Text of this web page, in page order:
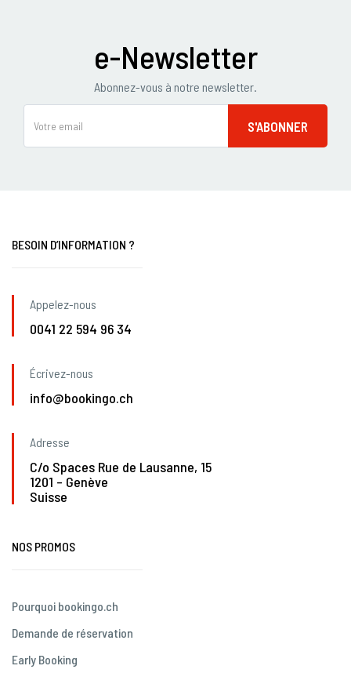
e-Newsletter
Abonnez-vous à notre newsletter.
BESOIN D’INFORMATION ?
Appelez-nous
0041 22 594 96 34
Écrivez-nous
info@bookingo.ch
Adresse
C/o Spaces Rue de Lausanne, 15
1201 – Genève
Suisse
NOS PROMOS
Pourquoi bookingo.ch
Demande de réservation
Early Booking